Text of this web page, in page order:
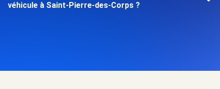
véhicule à Saint-Pierre-des-Corps ?